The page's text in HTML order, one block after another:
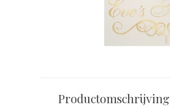
Productomschrijving